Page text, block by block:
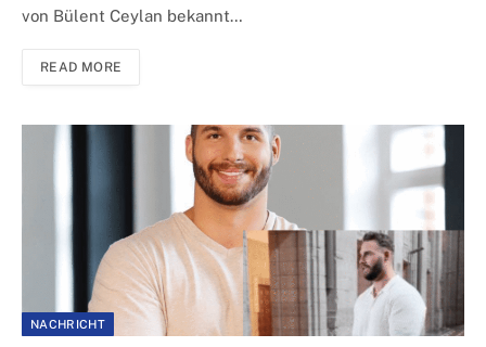
von Bülent Ceylan bekannt…
READ MORE
NACHRICHT